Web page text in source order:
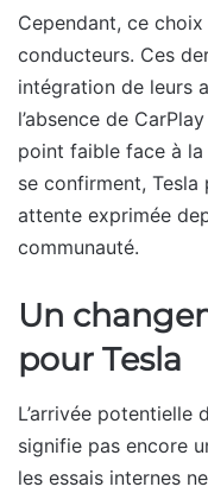
Cependant, ce
conducteurs. Ces
intégration de leurs
l’absence de
point faible face à
se confirment,
attente exprimée
communauté.
Un
pour Tesla
L’arrivée potentielle
signifie pas encore
les essais internes